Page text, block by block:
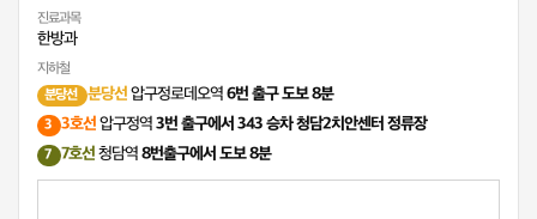
진료과목
한방과
지하철
분당선 분당선압구정로데오역6번 출구 도보 8분
3 3호선압구정역3번 출구에서 343 승차 청담2치안센터 정류장
7 7호선청담역8번출구에서 도보 8분